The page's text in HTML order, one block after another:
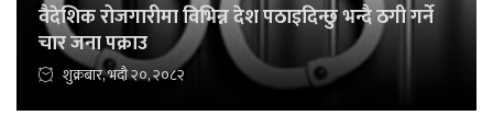
वैदेशिक रोजगारीमा विभिन्न देश पठाइदिन्छु भन्दै ठगी गर्ने
चार जना पक्राउ
शुक्रबार, भदौ २०, २०८२